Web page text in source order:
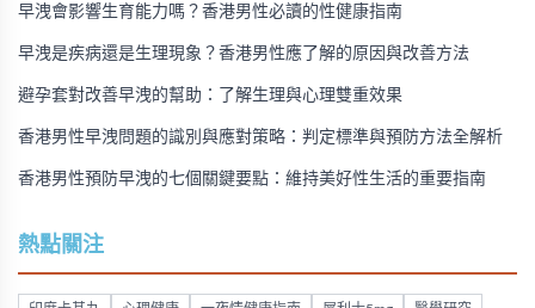
早洩會影響生育能力嗎？香港男性必讀的性健康指南
早洩是疾病還是生理現象？香港男性應了解的原因與改善方法
避孕套對改善早洩的幫助：了解生理與心理雙重效果
香港男性早洩問題的識別與應對策略：判定標準與預防方法全解析
香港男性預防早洩的七個關鍵要點：維持美好性生活的重要指南
熱點關注